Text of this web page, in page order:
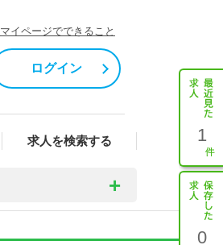
マイページでできること
ログイン
求人を検索する 1
0